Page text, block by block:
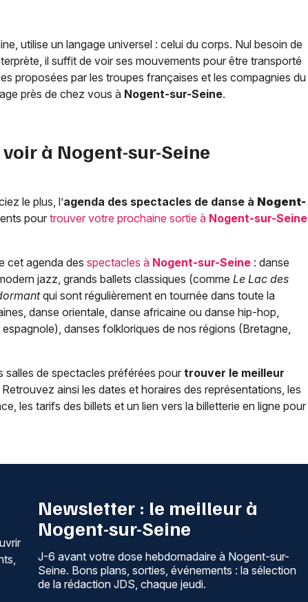
utilise un langage universel : celui du corps. Nul besoin de
il suffit de voir ses mouvements pour être transporté
proposées par les troupes françaises et les compagnies du
près de chez vous à Nogent-sur-Seine.
à Nogent-sur-Seine
le plus, l’agenda des spectacles de danse à Nogent-
pourtrouver votre prochaine sortie à Nogent-sur-Seine
cet agenda des spectacles à Nogent-sur-Seine : danse
jazz, grands ballets classiques (comme Le Lac des
qui sont régulièrement en tournée dans toute la
danse orientale, danse africaine ou danse hip-hop,
danses folkloriques de nos régions (Bretagne,
de spectacles préférées pour trouver le meilleur
Retrouvez ainsi les dates et horaires des représentations, les
les tarifs des billets et un lien vers la billetterie en ligne pour
Newsletter : le meilleur à
Nogent-sur-Seine
J-6 avant votre dose hebdomadaire à Nogent-sur-
Seine. Bons plans, sorties, événements : la sélection
de la rédaction JDS, chaque jeudi.